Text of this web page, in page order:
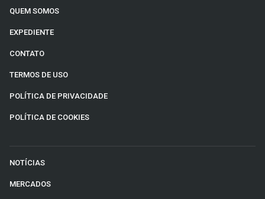
QUEM SOMOS
EXPEDIENTE
CONTATO
TERMOS DE USO
POLÍTICA DE PRIVACIDADE
POLÍTICA DE COOKIES
NOTÍCIAS
MERCADOS